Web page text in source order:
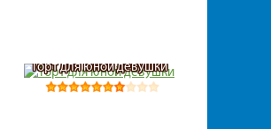
Торт для юной девушки